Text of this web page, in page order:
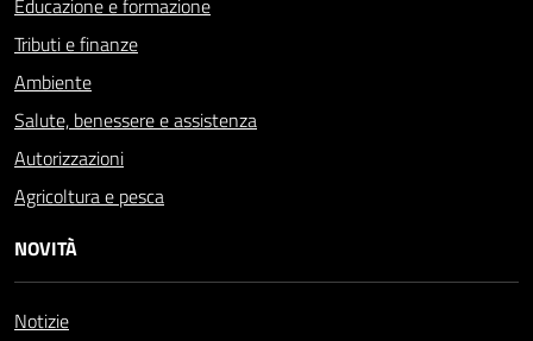
Educazione e formazione
Tributi e finanze
Ambiente
Salute, benessere e assistenza
Autorizzazioni
Agricoltura e pesca
NOVITÀ
Notizie